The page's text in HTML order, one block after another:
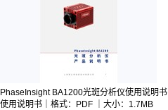
PhaseInsight BA1200光斑分析仪使用说明书
使用说明书｜格式：PDF ｜大小：1.7MB